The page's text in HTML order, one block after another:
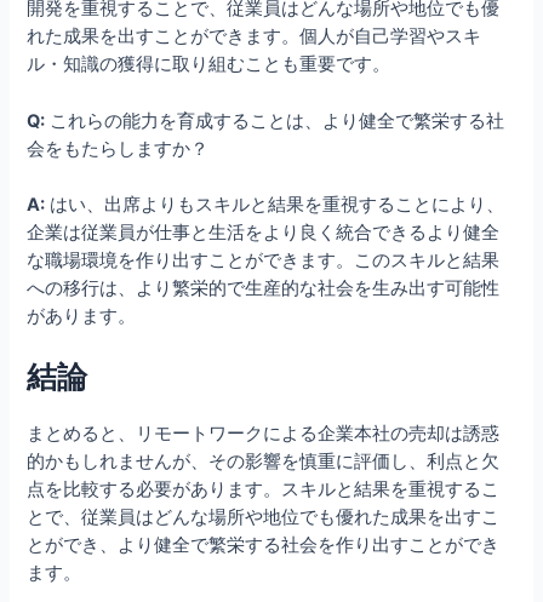
開発を重視することで、従業員はどんな場所や地位でも優
れた成果を出すことができます。個人が自己学習やスキ
ル・知識の獲得に取り組むことも重要です。
Q: これらの能力を育成することは、より健全で繁栄する社
会をもたらしますか？
A: はい、出席よりもスキルと結果を重視することにより、
企業は従業員が仕事と生活をより良く統合できるより健全
な職場環境を作り出すことができます。このスキルと結果
への移行は、より繁栄的で生産的な社会を生み出す可能性
があります。
結論
まとめると、リモートワークによる企業本社の売却は誘惑
的かもしれませんが、その影響を慎重に評価し、利点と欠
点を比較する必要があります。スキルと結果を重視するこ
とで、従業員はどんな場所や地位でも優れた成果を出すこ
とができ、より健全で繁栄する社会を作り出すことができ
ます。